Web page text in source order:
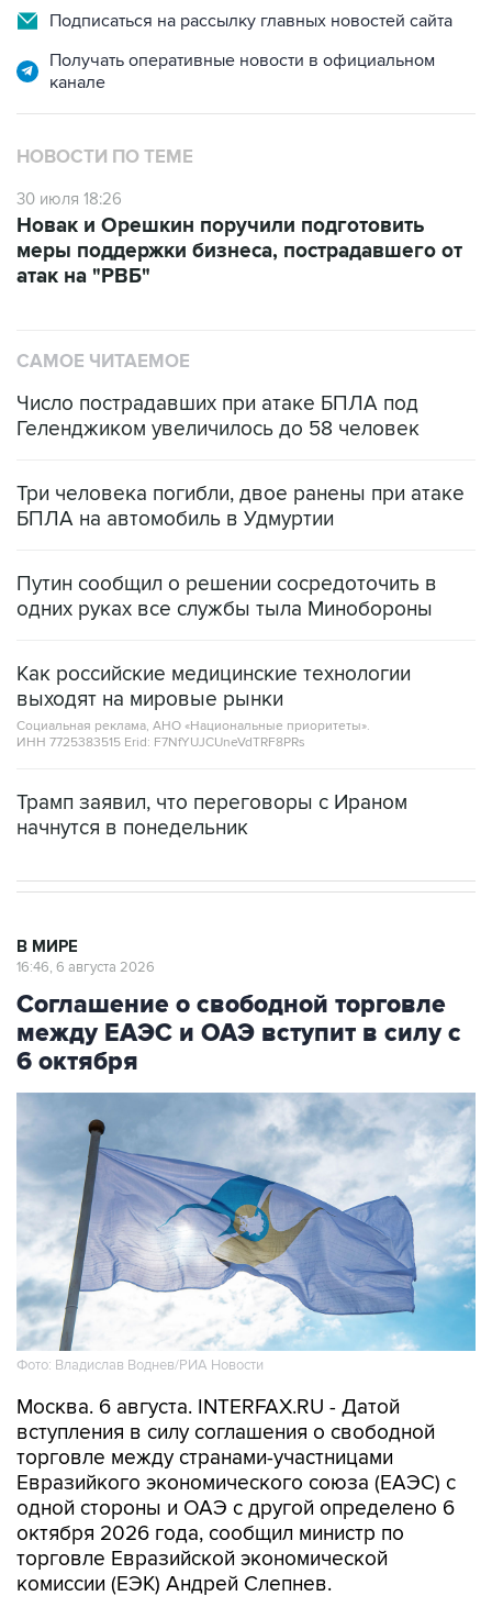
Подписаться на рассылку главных новостей сайта
Получать оперативные новости в официальном
канале
НОВОСТИ ПО ТЕМЕ
30 июля 18:26
Новак и Орешкин поручили подготовить
меры поддержки бизнеса, пострадавшего от
атак на "РВБ"
САМОЕ ЧИТАЕМОЕ
Число пострадавших при атаке БПЛА под
Геленджиком увеличилось до 58 человек
Три человека погибли, двое ранены при атаке
БПЛА на автомобиль в Удмуртии
Путин сообщил о решении сосредоточить в
одних руках все службы тыла Минобороны
Как российские медицинские технологии
выходят на мировые рынки
Социальная реклама, АНО «Национальные приоритеты».
ИНН 7725383515 Erid: F7NfYUJCUneVdTRF8PRs
Трамп заявил, что переговоры с Ираном
начнутся в понедельник
В МИРЕ
16:46, 6 августа 2026
Соглашение о свободной торговле
между ЕАЭС и ОАЭ вступит в силу с
6 октября
Фото: Владислав Воднев/РИА Новости
Москва. 6 августа. INTERFAX.RU - Датой
вступления в силу соглашения о свободной
торговле между странами-участницами
Евразийкого экономического союза (ЕАЭС) с
одной стороны и ОАЭ с другой определено 6
октября 2026 года, сообщил министр по
торговле Евразийской экономической
комиссии (ЕЭК) Андрей Слепнев.